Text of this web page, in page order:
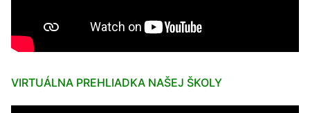
VIRTUÁLNA PREHLIADKA NAŠEJ ŠKOLY